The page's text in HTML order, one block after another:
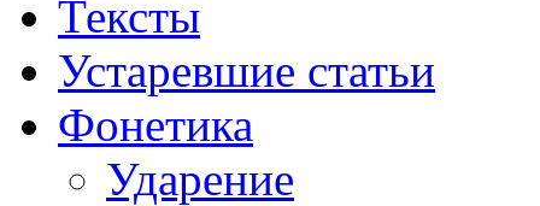
Тексты
Устаревшие статьи
Фонетика
Ударение